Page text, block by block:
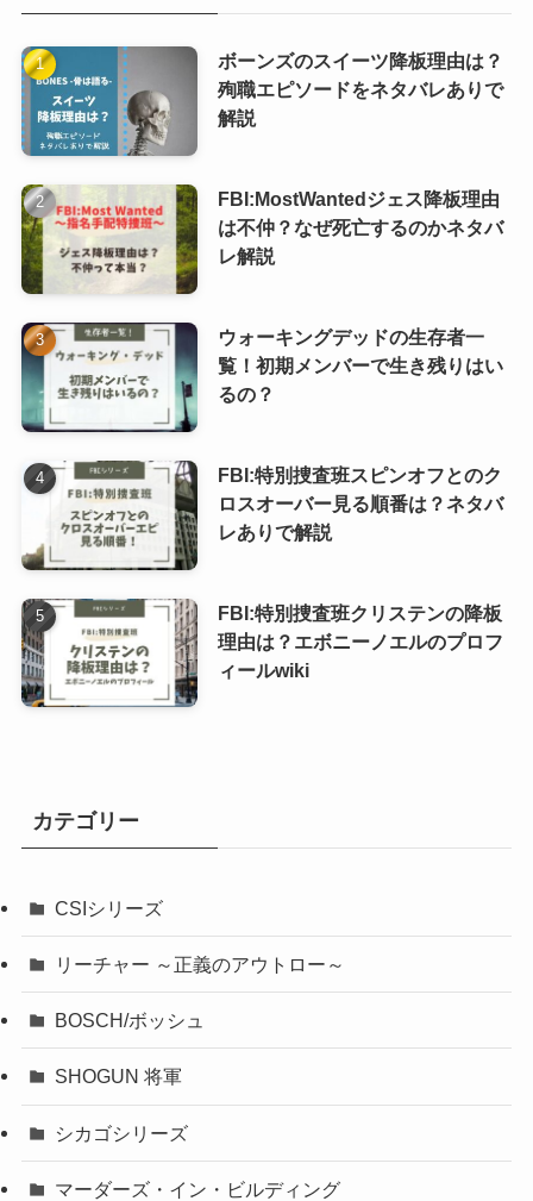
ボーンズのスイーツ降板理由は？
殉職エピソードをネタバレありで
解説
FBI:MostWantedジェス降板理由
は不仲？なぜ死亡するのかネタバ
レ解説
ウォーキングデッドの生存者一
覧！初期メンバーで生き残りはい
るの？
FBI:特別捜査班スピンオフとのク
ロスオーバー見る順番は？ネタバ
レありで解説
FBI:特別捜査班クリステンの降板
理由は？エボニーノエルのプロフ
ィールwiki
カテゴリー
CSIシリーズ
リーチャー ～正義のアウトロー～
BOSCH/ボッシュ
SHOGUN 将軍
シカゴシリーズ
マーダーズ・イン・ビルディング